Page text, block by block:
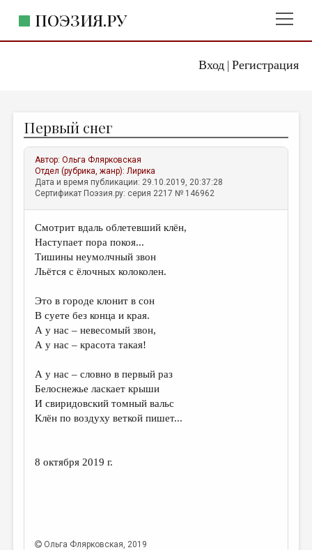
Вход| Регистрация
ПОЭЗИЯ.РУ
ЖАНРЫ
АВТОРЫ
КОММЕНТАРИИ
ЛИТСАЛОН
НОВОСТИ
ПРАВИЛА САЙТА
ИЗБРАННОЕ
ДАЙДЖЕСТ
ПЕРЕВОДЫ
КОНКУРСЫ
КНИЖНАЯ ПОЛКА
Первый снег
Автор:Ольга Флярковская
Отдел (рубрика, жанр):Лирика
Дата и время публикации: 29.10.2019, 20:37:28
Сертификат Поэзия.ру: серия 2217 № 146962
Смотрит вдаль облетевший клён,
Наступает пора покоя...
Тишины неумолчный звон
Льётся с ёлочных колоколен.
Это в городе клонит в сон
В суете без конца и края.
А у нас – невесомый звон,
А у нас – красота такая!
А у нас – словно в первый раз
Белоснежье ласкает крыши
И свиридовский томный вальс
Клён по воздуху веткой пишет...
8 октября 2019 г.
Ольга Флярковская, 2019